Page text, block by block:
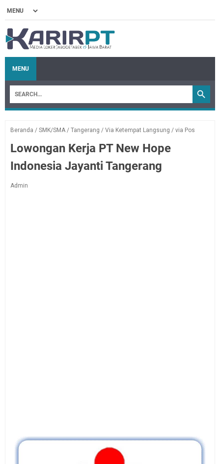
MENU
Beranda / SMK/SMA / Tangerang / Via Ketempat Langsung / via Pos
Lowongan Kerja PT New Hope
Indonesia Jayanti Tangerang
Admin